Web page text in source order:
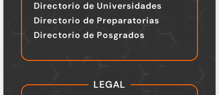
Directorio de Universidades
Directorio de Preparatorias
Directorio de Posgrados
LEGAL